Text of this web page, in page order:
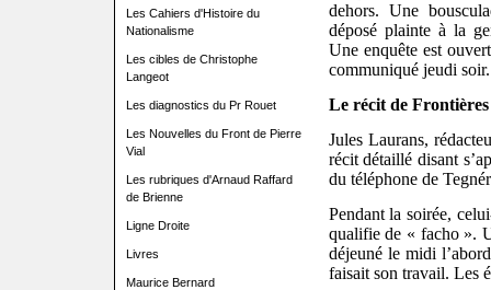
Les Cahiers d'Histoire du
Nationalisme
Les cibles de Christophe
Langeot
Les diagnostics du Pr Rouet
Les Nouvelles du Front de Pierre
Vial
Les rubriques d'Arnaud Raffard
de Brienne
Ligne Droite
Livres
Maurice Bernard
dehors. Une
déposé plainte à la
Une enquête est
communiqué jeudi soir.
Le récit de Frontières
Jules Laurans,
récit détaillé disant
du téléphone de
Pendant la soirée,
qualifie de « facho ».
déjeuné le midi
faisait son travail. Les